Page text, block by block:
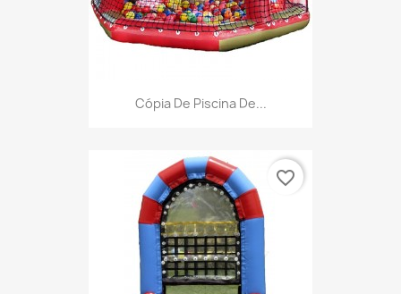
Cópia De Piscina De...
favorite_border